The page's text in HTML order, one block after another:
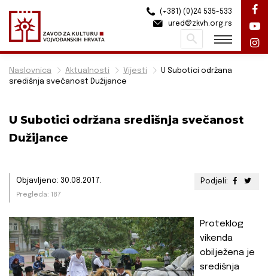
Naslovnica Aktualnosti Vijesti
U Subotici održana
središnja svečanost Dužijance
U Subotici održana središnja svečanost
Dužijance
Podjeli:
Objavljeno: 30.08.2017.
Pregleda: 187
Proteklog
vikenda
obilježena je
središnja
(+381) (0)24 535-533
ured@zkvh.org.rs
Pretraži